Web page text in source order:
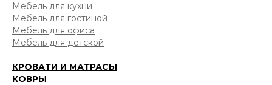
Мебель для кухни
Мебель для гостиной
Мебель для офиса
Мебель для детской
КРОВАТИ И МАТРАСЫ
КОВРЫ